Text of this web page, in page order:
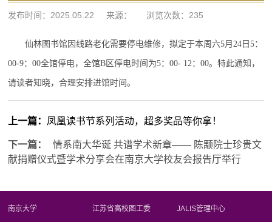
发布时间：2025.05.22 来源： 浏览次数： 235
仙林图书馆因线路老化需要停电维修，拟定于本周六5月24日5：
00-9：00全馆停电，全馆B区停电时间为5：00- 12：00。特此通知，
请读者知晓，合理安排进馆时间。
上一篇： 凤凰读书节系列活动，超多奖品等你拿！
下一篇：
情系南大华诞 共谱学术新章—— 陈颙院士珍贵文
献捐赠仪式暨学术分享会在南京大学校友会报告厅举行
南京大学 江苏省高校图工委 JALIS管理中心